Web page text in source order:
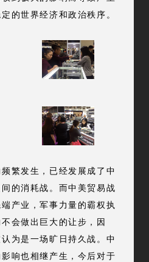
的世界经济和政治秩序。
繁发生，已经发展成了中
的消耗战。而中美贸易战
产业，军事力量的霸权执
会做出巨大的让步，因
为是一场旷日持久战。中
响也相继产生，今后对于